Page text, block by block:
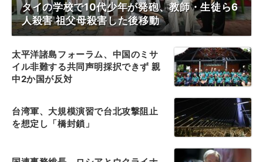
タイの学校で10代少年が発砲、教師・生徒ら6
人殺害 祖父母殺害した後移動
太平洋諸島フォーラム、中国のミサ
イル非難する共同声明採択できず 親
中2か国が反対
台湾軍、大規模演習で台北攻撃阻止
を想定し「橋封鎖」